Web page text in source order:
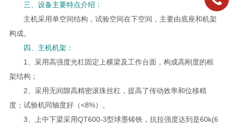
三、设备主要特点介绍：
主机采用单空间结构，试验空间在下空间，主要由底座和机架
构成。
四、主机机架：
1、采用高强度光杠固定上横梁及工作台面，构成高刚度的框
架结构；
2、采用无间隙高精密滚珠丝杠，提高了传动效率和位移精
度；试验机同轴度好（<8%）。
3、上中下梁采用QT600-3型球墨铸铁，抗拉强度达到是60k(6